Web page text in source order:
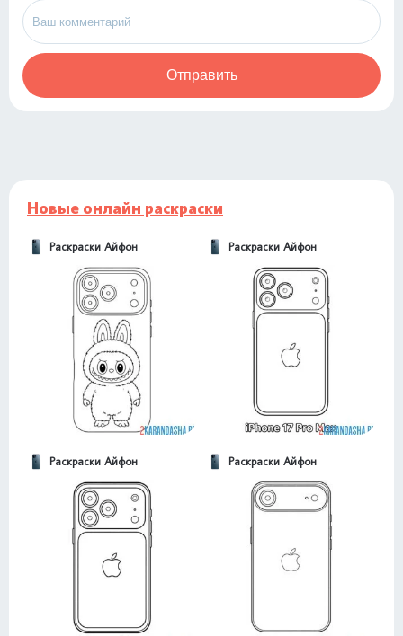
Отправить
Новые онлайн раскраски
Раскраски Айфон Раскраски Айфон
Раскраски Айфон Раскраски Айфон